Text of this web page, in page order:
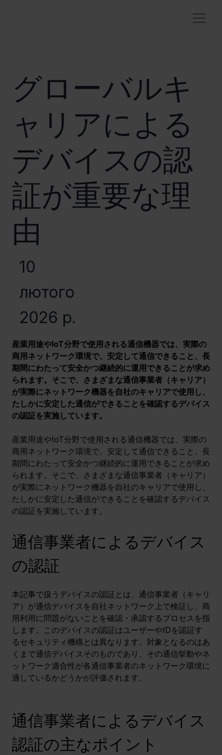
グローバルキ
ャリアによる
デバイスの認
証が重要な理
由
10
лютого
2026 р.
産業用途やIoT分野で使用される通信機器では、実際の
商用ネットワーク環境で、安定して通信できること、長
期間にわたって安全かつ継続的に運用できることが求め
られます。そこで、さまざまな通信事業者（キャリア）
が実際にネットワーク機器を自社のキャリアで使用し、
たしかに安定した通信ができることを確認するデバイス
の認証を実施しています。
産業用途やIoT分野で使用される通信機器では、実際の
商用ネットワーク環境で、安定して通信できること、長
期間にわたって安全かつ継続的に運用できることが求め
られます。そこで、さまざまな通信事業者（キャリア）
が実際にネットワーク機器を自社のキャリアで使用し、
たしかに安定した通信ができることを確認するデバイス
の認証を実施しています。
通信事業者によるデバイス
の認証
本記事で扱うデバイスの認証とは、通信事業者（キャリ
ア）が通信デバイスを自社ネットワーク上で検証し、商
用利用に問題がないことを確認・承認するプロセスを指
します。このデバイスの認証はユーザーやIDを認証す
るセキュリティ機構とは異なります。対象となるのはあ
くまで通信デバイスそのものであり、その通信挙動やネ
ットワーク適合性が各通信事業者のネットワーク環境に
適しているかどうかが評価されます。
通信事業者によるデバイス
認証の主なポイント